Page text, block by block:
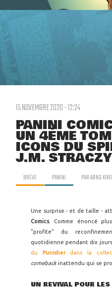
15 NOVEMBRE 2020 - 12:24
PANINI
UN 4ÈME
ICONS DU
J.M.
BRÈVE PANINI PARARNO
Une surprise - et de taille -
Comics. Comme énoncé
"profite" du
quotidienne pendant dix
du Punisher dans la
comebackinattendu qui se
UN REVIVAL POUR